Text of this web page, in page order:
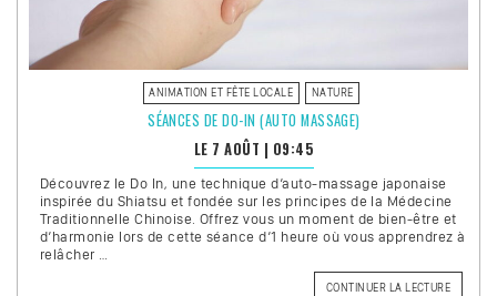
ANIMATION ET FÊTE LOCALE NATURE
SÉANCES DE DO-IN (AUTO MASSAGE)
LE 7 AOÛT | 09:45
Découvrez le Do In, une technique d’auto-massage japonaise
inspirée du Shiatsu et fondée sur les principes de la Médecine
Traditionnelle Chinoise. Offrez vous un moment de bien-être et
d’harmonie lors de cette séance d’1 heure où vous apprendrez à
relâcher …
CONTINUER LA LECTUREDE